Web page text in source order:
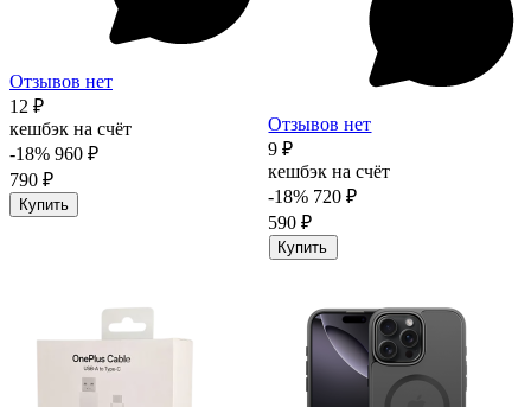
Отзывов нет
12 ₽
кешбэк на счёт
-18% 960 ₽
790 ₽
Купить
Отзывов нет
9 ₽
кешбэк на счёт
-18% 720 ₽
590 ₽
Купить